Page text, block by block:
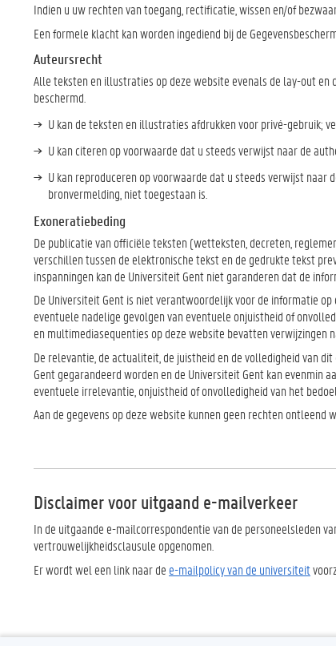
Indien u uw rechten van toegang, rectificatie, wissen en/of
Een formele klacht kan worden ingediend bij de
Auteursrecht
Alle teksten en illustraties op deze website evenals de lay-out
beschermd.
U kan de teksten en illustraties afdrukken voor privé-gebruik;
U kan citeren op voorwaarde dat u steeds verwijst naar de
U kan reproduceren op voorwaarde dat u steeds verwijst
bronvermelding, niet toegestaan is.
Exoneratiebeding
De publicatie van officiële teksten (wetteksten, decreten,
verschillen tussen de elektronische tekst en de gedrukte tekst
inspanningen kan de Universiteit Gent niet garanderen dat de
De Universiteit Gent is niet verantwoordelijk voor de informatie
eventuele nadelige gevolgen van eventuele onjuistheid of
en multimediasequenties op deze website bevatten verwijzingen
De relevantie, de actualiteit, de juistheid en de volledigheid van
Gent gegarandeerd worden en de Universiteit Gent kan evenmin
eventuele irrelevantie, onjuistheid of onvolledigheid van het
Aan de gegevens op deze website kunnen geen rechten ontleend
Disclaimer voor uitgaand e-mailverkeer
In de uitgaande e-mailcorrespondentie van de personeelsleden
vertrouwelijkheidsclausule opgenomen.
Er wordt wel een link naar de e-mailpolicy van de universiteit